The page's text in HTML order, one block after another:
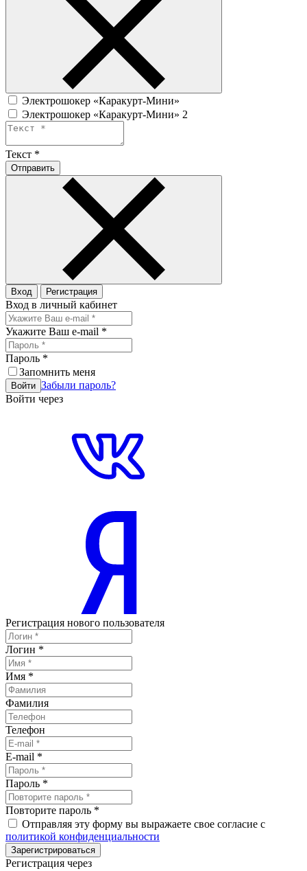
Электрошокер «Каракурт-Мини»
Электрошокер «Каракурт-Мини» 2
Текст *
Отправить
Вход Регистрация
Вход в личный кабинет
Укажите Ваш e-mail *
Пароль *
Запомнить меня
Войти Забыли пароль?
Войти через
Регистрация нового пользователя
Логин *
Имя *
Фамилия
Телефон
E-mail *
Пароль *
Повторите пароль *
Отправляя эту форму вы выражаете свое согласие с
политикой конфиденциальности
Зарегистрироваться
Регистрация через